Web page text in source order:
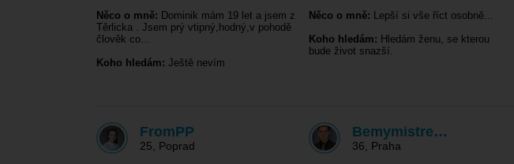
Něco o mně: Dominik mám 19 let a jsem z
Těrlicka . Jsem prý vtipný,hodný,v pohodě
člověk co…
Koho hledám: Ještě nevím
Něco o mně: Lepší si vše říct osobně...
Koho hledám: Hledám ženu, se kterou
bude život snazší.
FromPP
25 Poprad
Bemymistre…
36 Praha